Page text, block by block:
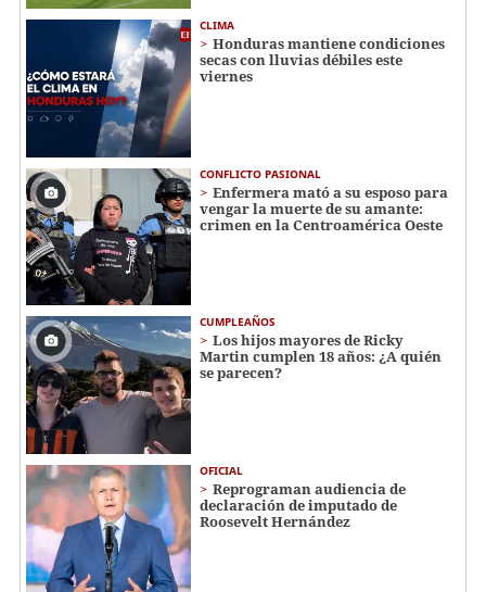
CLIMA
Honduras mantiene condiciones
secas con lluvias débiles este
viernes
CONFLICTO PASIONAL
Enfermera mató a su esposo para
vengar la muerte de su amante:
crimen en la Centroamérica Oeste
CUMPLEAÑOS
Los hijos mayores de Ricky
Martin cumplen 18 años: ¿A quién
se parecen?
OFICIAL
Reprograman audiencia de
declaración de imputado de
Roosevelt Hernández